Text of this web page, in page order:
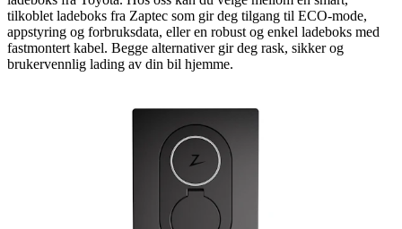
tilkoblet ladeboks fra Zaptec som gir deg tilgang til ECO-mode,
appstyring og forbruksdata, eller en robust og enkel ladeboks med
fastmontert kabel. Begge alternativer gir deg rask, sikker og
brukervennlig lading av din bil hjemme.